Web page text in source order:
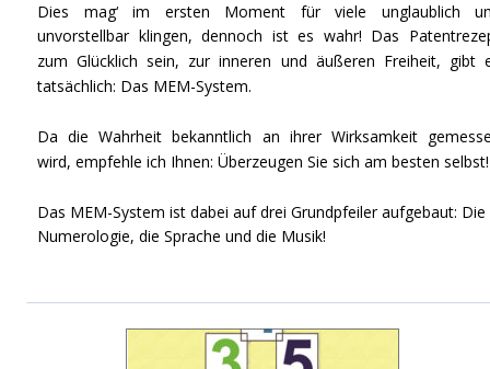
Dies mag‘ im ersten Moment für viele unglaublich
unvorstellbar klingen, dennoch ist es wahr! Das
zum Glücklich sein, zur inneren und äußeren Freiheit, gibt
tatsächlich: Das MEM-System.
Da die Wahrheit bekanntlich an ihrer Wirksamkeit
wird, empfehle ich Ihnen: Überzeugen Sie sich am besten
Das MEM-System ist dabei auf drei Grundpfeiler aufgebaut: Die
Numerologie, die Sprache und die Musik!